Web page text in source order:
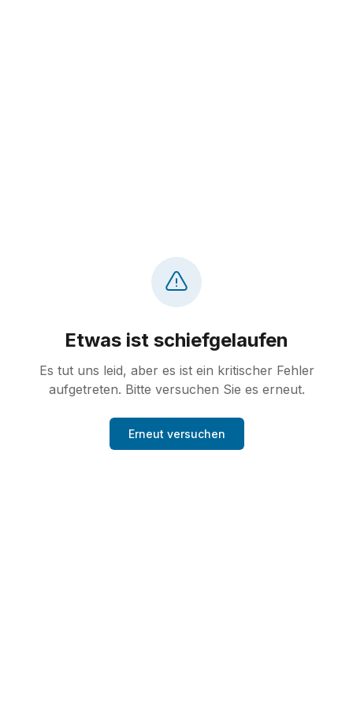
Etwas ist schiefgelaufen
Es tut uns leid, aber es ist ein kritischer Fehler
aufgetreten. Bitte versuchen Sie es erneut.
Erneut versuchen